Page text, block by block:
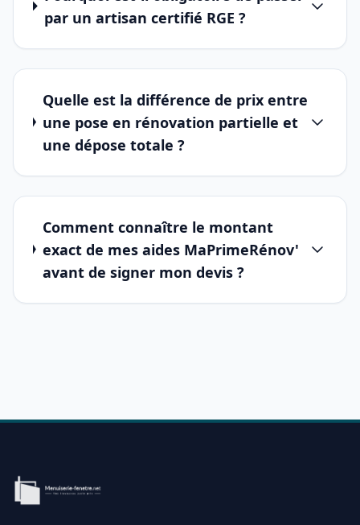
par un artisan certifié RGE ?
Quelle est la différence de prix entre
une pose en rénovation partielle et
une dépose totale ?
Comment connaître le montant
exact de mes aides MaPrimeRénov'
avant de signer mon devis ?